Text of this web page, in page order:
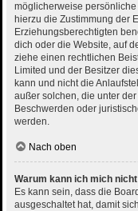
möglicherweise
hierzu die Zustimmung der
Erziehungsberechtigten
dich oder die Website, auf
ziehe einen rechtlichen
Limited und der Besitzer
kann und nicht die
außer solchen, die unter
Beschwerden oder
werden.
Nach oben
Warum kann ich mich
Es kann sein, dass die
ausgeschaltet hat, damit